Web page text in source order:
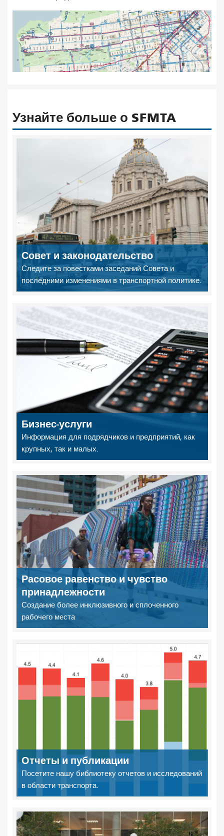
Узнайте больше о SFMTA
Совет и законодательство
Следите за повестками заседаний Совета и
последними изменениями в транспортной политике.
Бизнес-услуги
Информация для подрядчиков и предприятий, как
крупных, так и малых.
Расовое равенство и чувство
принадлежности
Создание более инклюзивного и сплоченного
рабочего места
Отчеты и публикации
Посетите нашу библиотеку отчетов и исследований
в области транспорта.